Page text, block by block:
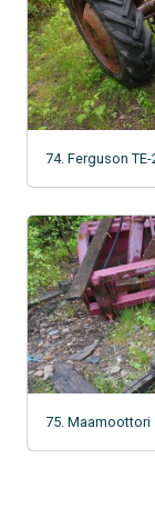
74. Ferguson
75. Maamoottori